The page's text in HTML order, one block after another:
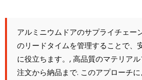
アルミニウムドアのサプライチェー
のリードタイムを管理することで、
に役立ちます。, 高品質のマテリア
注文から納品まで. このアプローチ